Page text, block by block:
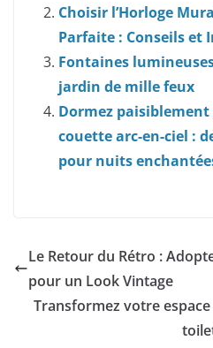
Choisir l’Horloge
Parfaite : Conseils et
Fontaines
jardin de mille feux
Dormez paisiblement
couette arc-en-ciel :
pour nuits
Le Retour du Rétro :
pour un Look Vintage
Transformez votre